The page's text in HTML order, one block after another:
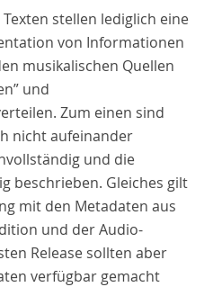
stellen lediglich eine
von Informationen
musikalischen Quellen
und
Zum einen sind
nicht aufeinander
und die
beschrieben. Gleiches gilt
mit den Metadaten aus
und der Audio-
Release sollten aber
verfügbar gemacht